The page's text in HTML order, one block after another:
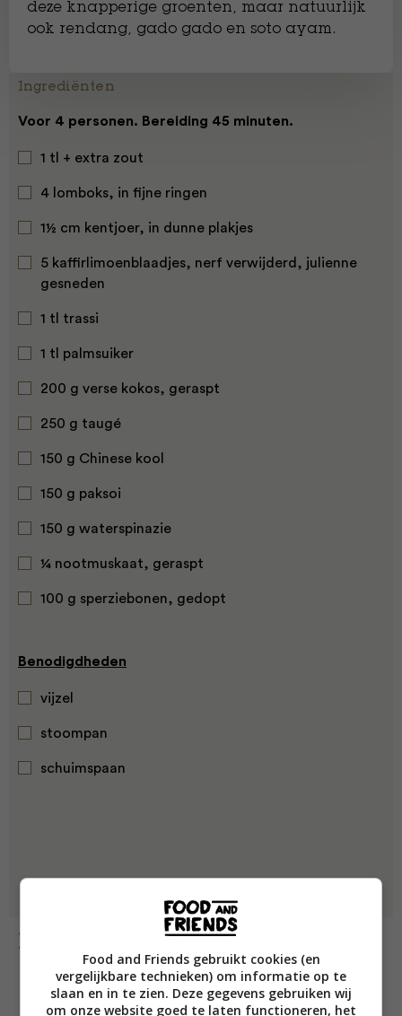
deze knapperige groenten, maar natuurlijk
ook rendang, gado gado en soto ayam.
Ingrediënten
Voor 4 personen. Bereiding 45 minuten.
1 tl + extra zout
4 lomboks, in fijne ringen
1½ cm kentjoer, in dunne plakjes
5 kaffirlimoenblaadjes, nerf verwijderd, julienne
gesneden
1 tl trassi
1 tl palmsuiker
200 g verse kokos, geraspt
250 g taugé
150 g Chinese kool
150 g paksoi
150 g waterspinazie
¼ nootmuskaat, geraspt
100 g sperziebonen, gedopt
Benodigdheden
vijzel
stoompan
schuimspaan
Bereiding
Food and Friends gebruikt cookies (en
vergelijkbare technieken) om informatie op te
slaan en in te zien. Deze gegevens gebruiken wij
om onze website goed te laten functioneren, het